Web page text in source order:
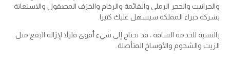
والجرانيت والحجر الرملي والقائمة والرخام والخزف المصقول والاستعانة
بشركة خبراء المملكة سيسهل عليك كثيرا.
بالنسبة للخدمة الشاقة ، قد تحتاج إلى شيء أقوى قليلاً لإزالة البقع مثل
الزيت والشحوم والأوساخ المتأصلة.